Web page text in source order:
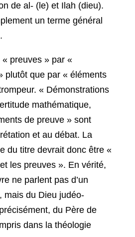
de al- (le) et Ilah (dieu).
un terme général
preuves » par «
plutôt que par « éléments
« Démonstrations
mathématique,
de preuve » sont
et au débat. La
du titre devrait donc être «
les preuves ». En vérité,
ne parlent pas d’un
mais du Dieu judéo-
du Père de
dans la théologie